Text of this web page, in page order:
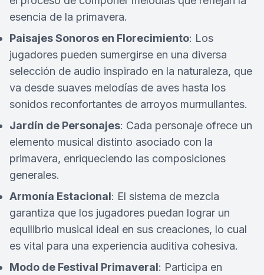
esencia de la primavera.
Paisajes Sonoros en Florecimiento: Los
jugadores pueden sumergirse en una diversa
selección de audio inspirado en la naturaleza, que
va desde suaves melodías de aves hasta los
sonidos reconfortantes de arroyos murmullantes.
Jardín de Personajes: Cada personaje ofrece un
elemento musical distinto asociado con la
primavera, enriqueciendo las composiciones
generales.
Armonía Estacional: El sistema de mezcla
garantiza que los jugadores puedan lograr un
equilibrio musical ideal en sus creaciones, lo cual
es vital para una experiencia auditiva cohesiva.
Modo de Festival Primaveral: Participa en